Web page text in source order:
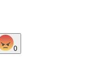
0